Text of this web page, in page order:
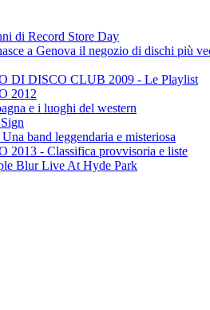
di Record Store Day
a Genova il negozio di dischi più
DI DISCO CLUB 2009 - Le Playlist
2012
e i luoghi del western
band leggendaria e misteriosa
- Classifica provvisoria e liste
Blur Live At Hyde Park